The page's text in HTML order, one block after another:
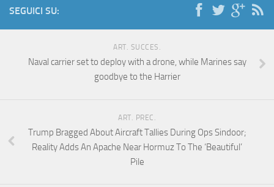
SEGUICI SU:
ART. SUCCES.
Naval carrier set to deploy with a drone, while Marines say
goodbye to the Harrier
ART. PREC.
Trump Bragged About Aircraft Tallies During Ops Sindoor;
Reality Adds An Apache Near Hormuz To The ‘Beautiful’
Pile